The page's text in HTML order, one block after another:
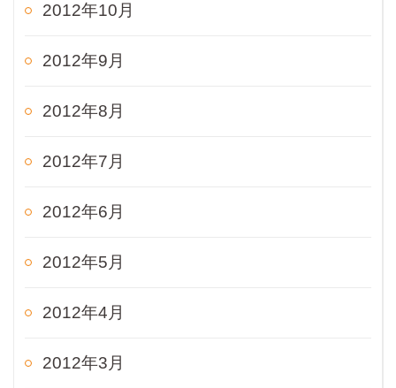
2012年10月
2012年9月
2012年8月
2012年7月
2012年6月
2012年5月
2012年4月
2012年3月